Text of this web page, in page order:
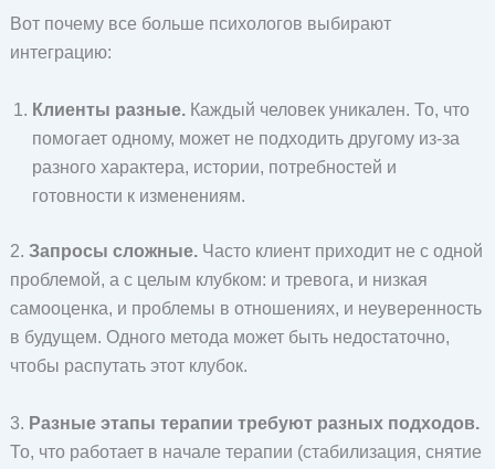
Вот почему все больше психологов выбирают
интеграцию:
Клиенты разные.Каждый человек уникален. То, что
помогает одному, может не подходить другому из-за
разного характера, истории, потребностей и
готовности к изменениям.
2. Запросы сложные.Часто клиент приходит не с одной
проблемой, а с целым клубком: и тревога, и низкая
самооценка, и проблемы в отношениях, и неуверенность
в будущем. Одного метода может быть недостаточно,
чтобы распутать этот клубок.
3. Разные этапы терапии требуют разных подходов.
То, что работает в начале терапии (стабилизация, снятие